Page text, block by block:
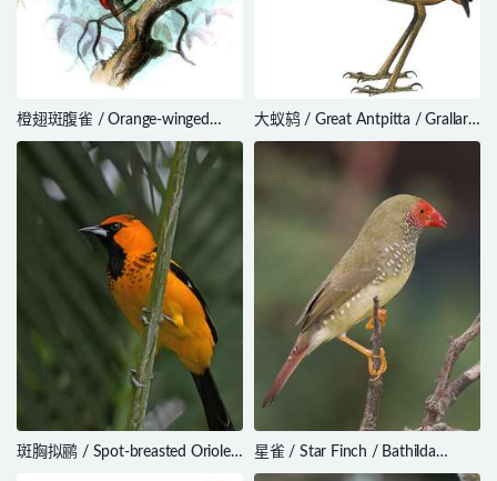
橙翅斑腹雀 / Orange-winged
Pytilia / Pytilia afra
大蚁鸫 / Great Antpitta / Grallaria
excelsa
斑胸拟鹂 / Spot-breasted Oriole /
星雀 / Star Finch / Bathilda
ruficauda